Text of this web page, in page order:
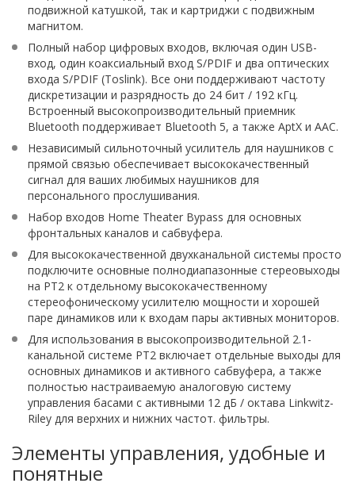
подвижной катушкой, так и картриджи с подвижным
магнитом.
Полный набор цифровых входов, включая один USB-
вход, один коаксиальный вход S/PDIF и два оптических
входа S/PDIF (Toslink). Все они поддерживают частоту
дискретизации и разрядность до 24 бит / 192 кГц.
Встроенный высокопроизводительный приемник
Bluetooth поддерживает Bluetooth 5, а также AptX и AAC.
Независимый сильноточный усилитель для наушников с
прямой связью обеспечивает высококачественный
сигнал для ваших любимых наушников для
персонального прослушивания.
Набор входов Home Theater Bypass для основных
фронтальных каналов и сабвуфера.
Для высококачественной двухканальной системы просто
подключите основные полнодиапазонные стереовыходы
на PT2 к отдельному высококачественному
стереофоническому усилителю мощности и хорошей
паре динамиков или к входам пары активных мониторов.
Для использования в высокопроизводительной 2.1-
канальной системе PT2 включает отдельные выходы для
основных динамиков и активного сабвуфера, а также
полностью настраиваемую аналоговую систему
управления басами с активными 12 дБ / октава Linkwitz-
Riley для верхних и нижних частот. фильтры.
Элементы управления, удобные и
понятные